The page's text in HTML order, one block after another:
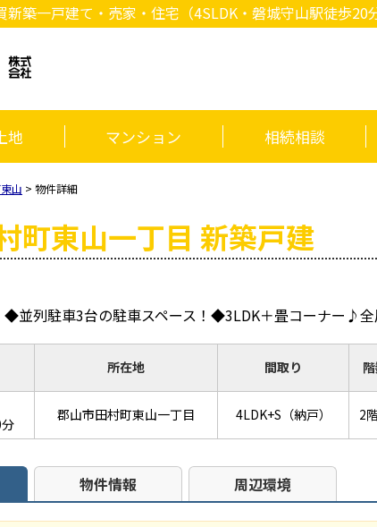
築一戸建て・売家・住宅（4SLDK・磐城守山駅徒歩20
地 マンション 相続相談
山 > 物件詳細
町東山一丁目 新築戸建
◆並列駐車3台の駐車スペース！◆3LDK＋畳コーナー♪
所在地 間取り
郡山市田村町東山一丁目 4LDK+S（納戸） 2
物件情報 周辺環境